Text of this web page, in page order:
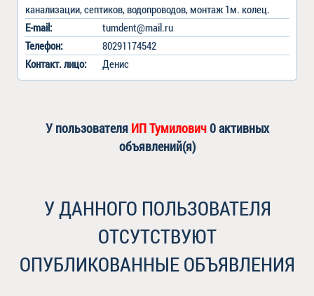
канализации, септиков, водопроводов, монтаж 1м. колец.
E-mail:
tumdent@mail.ru
Телефон:
80291174542
Контакт.лицо: Денис
У пользователя ИП Тумилович0 активных
объявлений(я)
У ДАННОГО ПОЛЬЗОВАТЕЛЯ
ОТСУТСТВУЮТ
ОПУБЛИКОВАННЫЕ ОБЪЯВЛЕНИЯ